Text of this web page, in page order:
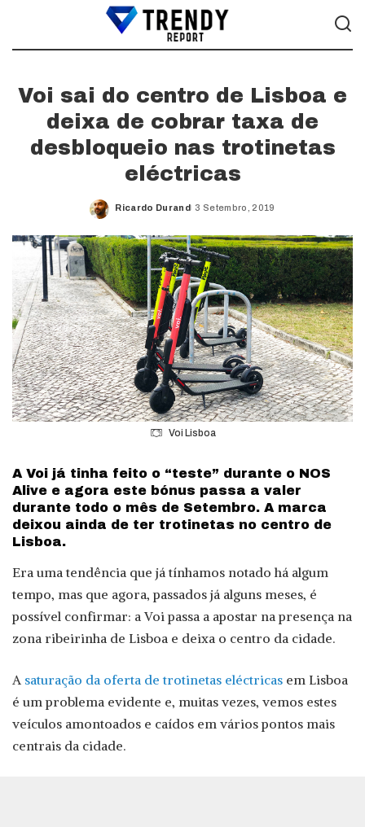
Voi sai do centro de Lisboa e
deixa de cobrar taxa de
desbloqueio nas trotinetas
eléctricas
Posted
Ricardo Durand 3 Setembro, 2019
Voi Lisboa
A Voi já tinha feito o “teste” durante o NOS
Alive e agora este bónus passa a valer
durante todo o mês de Setembro. A marca
deixou ainda de ter trotinetas no centro de
Lisboa.
Era uma tendência que já tínhamos notado há algum
tempo, mas que agora, passados já alguns meses, é
possível confirmar: a Voi passa a apostar na presença na
zona ribeirinha de Lisboa e deixa o centro da cidade.
A saturação da oferta de trotinetas eléctricas em Lisboa
é um problema evidente e, muitas vezes, vemos estes
veículos amontoados e caídos em vários pontos mais
centrais da cidade.